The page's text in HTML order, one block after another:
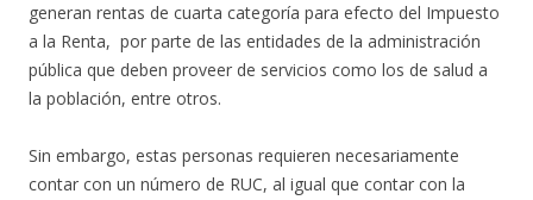
generan rentas de cuarta categoría para efecto del Impuesto
a la Renta, por parte de las entidades de la administración
pública que deben proveer de servicios como los de salud a
la población, entre otros.
Sin embargo, estas personas requieren necesariamente
contar con un número de RUC, al igual que contar con la